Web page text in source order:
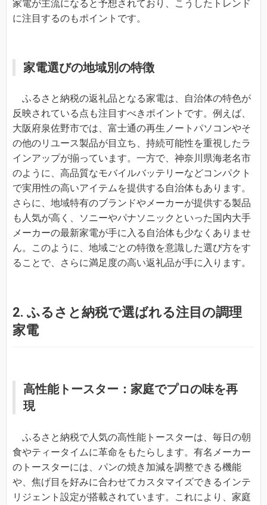
家電が主流になると予想されており、こうしたトレンド
に注目するのもポイントです。
家電選びの地域別の特徴
ふるさと納税の返礼品となる家電は、自治体の特色が
反映されている点も注目すべきポイントです。例えば、
大阪府泉佐野市では、富士通の再生ノートパソコンやそ
の他のリユース製品が目立ち、持続可能性を重視したラ
インアップが揃っています。一方で、神奈川県海老名市
のように、高品質なモバイルバッテリーなどコンパクト
で実用性の高いアイテムを提供する自治体もあります。
さらに、地域特有のブランドやメーカーが提供する製品
も人気が高く、ソニーやパナソニックといった国内大手
メーカーの最新家電が手に入る自治体も少なくありませ
ん。このように、地域ごとの特徴を意識した選び方をす
ることで、さらに満足度の高い返礼品が手に入ります。
2. ふるさと納税で選ばれる注目の調理
家電
高性能トースター：家庭でプロの味を再
現
ふるさと納税で人気の高性能トースターは、毎日の朝
食やティータイムに革命をもたらします。有名メーカー
のトースターには、パンの焼き加減を調整できる機能
や、焦げ目を好みに合わせてカスタマイズできるインテ
リジェント設定が搭載されています。これにより、家庭